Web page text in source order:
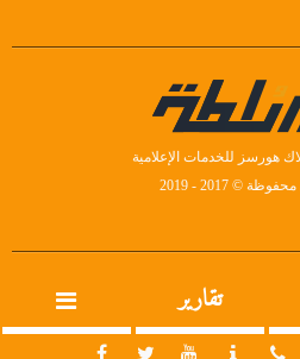
هورسز للخدمات الإعلامية
© 2017 - 2019
تقارير